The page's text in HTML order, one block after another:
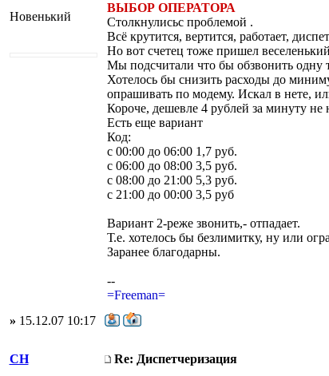
Новенький
ВЫБОР ОПЕРАТОРА
Столкнулисьс проблемой .
Всё крутится, вертится, работает,
Но вот счетец тоже пришел
Мы подсчитали что бы обзвонить одну
Хотелось бы снизить расходы до
опрашивать по модему. Искал в нете,
Короче, дешевле 4 рублей за минуту не
Есть еще вариант
Код:
с 00:00 до 06:00 1,7 руб.
с 06:00 до 08:00 3,5 руб.
с 08:00 до 21:00 5,3 руб.
с 21:00 до 00:00 3,5 руб
Вариант 2-реже звонить,- отпадает.
Т.е. хотелось бы безлимитку, ну или
Заранее благодарны.
--
=Freeman=
» 15.12.07 10:17
CH
Re: Диспетчеризация